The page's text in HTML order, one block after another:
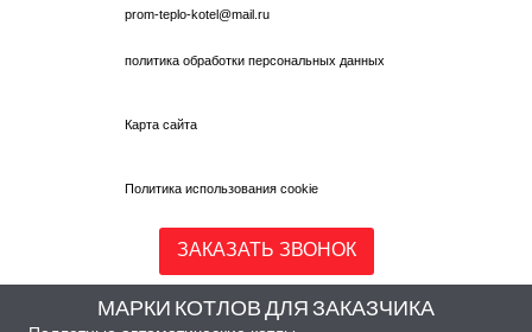
prom-teplo-kotel@mail.ru
политика обработки персональных данных
Карта сайта
Политика использования cookie
ЗАКАЗАТЬ ЗВОНОК
МАРКИ КОТЛОВ ДЛЯ ЗАКАЗЧИКА